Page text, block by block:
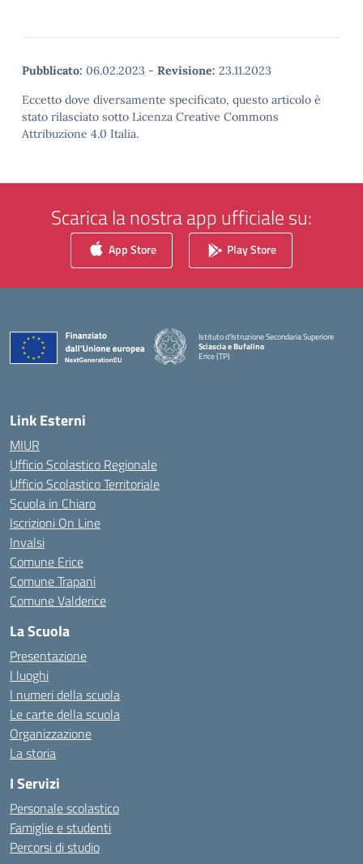
Pubblicato: 06.02.2023 - Revisione: 23.11.2023
Eccetto dove diversamente specificato, questo articolo è
stato rilasciato sotto Licenza Creative Commons
Attribuzione 4.0 Italia.
Scarica la nostra app ufficiale su:
App Store Play Store
Istituto d'Istruzione Secondaria Superiore
Sciascia e Bufalino
Erice (TP)
Link Esterni
MIUR
Ufficio Scolastico Regionale
Ufficio Scolastico Territoriale
Scuola in Chiaro
Iscrizioni On Line
Invalsi
Comune Erice
Comune Trapani
Comune Valderice
La Scuola
Presentazione
I luoghi
I numeri della scuola
Le carte della scuola
Organizzazione
La storia
I Servizi
Personale scolastico
Famiglie e studenti
Percorsi di studio